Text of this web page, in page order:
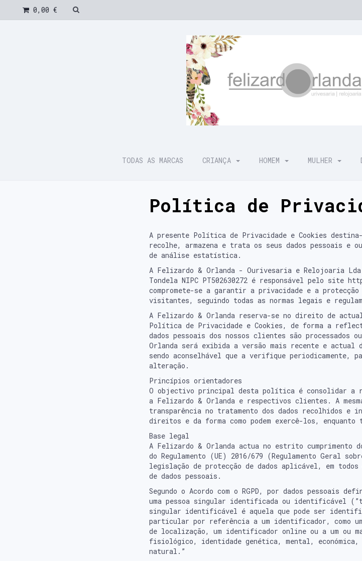
0,00 €
TODAS AS MARCAS CRIANÇA HOMEM MULHER
Política de
Política
de
Privacidade
de
Cookies
A presente Política de Privacidade e Cookies
recolhe, armazena e trata os seus dados pessoais e
de análise estatística.
A Felizardo & Orlanda - Ourivesaria e Relojoaria Lda
Tondela NIPC PT502630272 é responsável pelo site
compromete-se a garantir a privacidade e a
visitantes, seguindo todas as normas legais e
A Felizardo & Orlanda reserva-se no direito de
Política de Privacidade e Cookies, de forma a
dados pessoais dos nossos clientes são processados
Orlanda será exibida a versão mais recente e actual
sendo aconselhável que a verifique periodicamente,
alteração.
Princípios orientadores
O objectivo principal desta política é consolidar a
a Felizardo & Orlanda e respectivos clientes. A
transparência no tratamento dos dados recolhidos e
direitos e da forma como podem exercê-los,
Base legal
A Felizardo & Orlanda actua no estrito
do Regulamento (UE) 2016/679 (Regulamento Geral
legislação de protecção de dados aplicável, em todos
de dados pessoais.
Segundo o Acordo com o RGPD, por dados pessoais
uma pessoa singular identificada ou identificável
singular identificável é aquela que pode ser
particular por referência a um identificador, como
de localização, um identificador online ou a um ou
fisiológico, identidade genética, mental,
natural.”